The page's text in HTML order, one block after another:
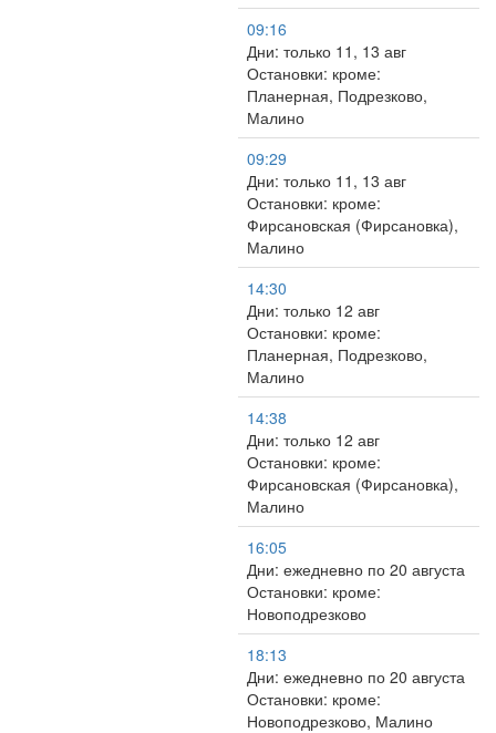
09:16
Дни: только 11, 13 авг
Остановки: кроме:
Планерная, Подрезково,
Малино
09:29
Дни: только 11, 13 авг
Остановки: кроме:
Фирсановская (Фирсановка),
Малино
14:30
Дни: только 12 авг
Остановки: кроме:
Планерная, Подрезково,
Малино
14:38
Дни: только 12 авг
Остановки: кроме:
Фирсановская (Фирсановка),
Малино
16:05
Дни: ежедневно по 20 августа
Остановки: кроме:
Новоподрезково
18:13
Дни: ежедневно по 20 августа
Остановки: кроме:
Новоподрезково, Малино